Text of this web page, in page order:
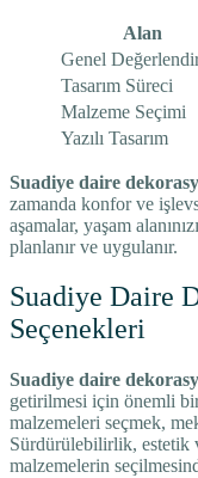
Alan
Genel
Tasarım Süreci
Malzeme Seçimi
Yazılı Tasarım
Suadiye daire
zamanda konfor ve
aşamalar, yaşam
planlanır ve uygulanır.
Suadiye Daire
Seçenekleri
Suadiye daire
getirilmesi için önemli
malzemeleri seçmek,
Sürdürülebilirlik, estetik
malzemelerin